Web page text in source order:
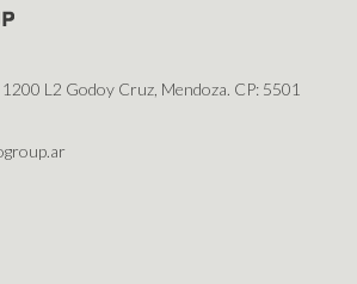
L2 Godoy Cruz, Mendoza. CP: 5501